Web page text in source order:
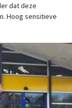
dat deze
Hoog sensitieve